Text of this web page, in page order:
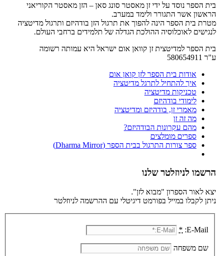
בית הספר נוסד על ידי זן מאסטר סונג סאן – הזן מאסטר הקוריאני
הראשון אשר התגורר ולימד במערב.
מטרת בית הספר הינה להפוך את תרגול הזן בודהיזם ותרגול מדיטציה
לנגישים לאוכלוסיה ההולכת הגדלה של תלמידים ברחבי העולם.
בית הספר למדיטצית זן קוואן אום ישראל היא עמותה רשומה
ע"ר 580654911
אודות בית הספר לזן קואן אום
איך להתחיל לתרגל מדיטציה
טכניקות מדיטציה
לימודי בודהיזם
מאמרי זן, בודהיזם ומדיטציה
מה זה זן
מהם עקרונות הבודהיזם?
ספרים מומלצים
ספר צורות התרגול בבית הספר (Dharma Mirror)
הרשמו לניוזלטר שלנו
יצא לאור הספרון "מבוא לזן".
ניתן לקבלו במייל בפורמט דיגיטלי עם ההרשמה לניוזלטר
E-Mail:
*
שם משפחה